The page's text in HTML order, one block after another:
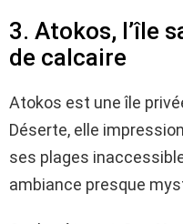
3. Atokos, l’île
de calcaire
Atokos est une île
Déserte, elle
ses plages
ambiance presque